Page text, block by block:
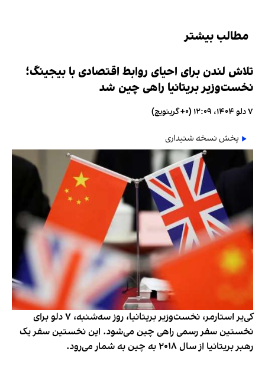
مطالب بیشتر
تلاش لندن برای احیای روابط اقتصادی با بیجینگ؛
نخست‌وزیر بریتانیا راهی چین شد
۷ دلو ۱۴۰۴، ۱۲:۰۹ (‎+۰ گرینویچ)
پخش نسخه شنیداری
کی‌یر استارمر، نخست‌وزیر بریتانیا، روز سه‌شنبه، ۷ دلو برای
نخستین سفر رسمی راهی چین می‌شود. این نخستین سفر یک
رهبر بریتانیا از سال ۲۰۱۸ به چین به شمار می‌رود.